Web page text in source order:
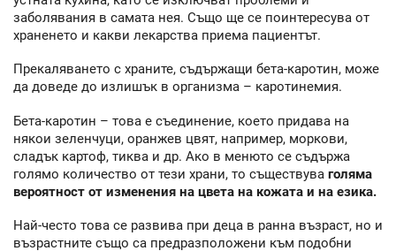
заболявания в самата нея. Също ще се поинтересува от
храненето и какви лекарства приема пациентът.
Прекаляването с храните, съдържащи бета-каротин, може
да доведе до излишък в организма – каротинемия.
Бета-каротин – това е съединение, което придава на
някои зеленчуци, оранжев цвят, например, моркови,
сладък картоф, тиква и др. Ако в менюто се съдържа
голямо количество от тези храни, то съществува голяма
вероятност от изменения на цвета на кожата и на езика.
Най-често това се развива при деца в ранна възраст, но и
възрастните също са предразположени към подобни